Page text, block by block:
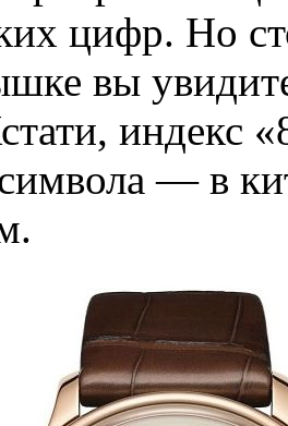
цифр. Но
вы
индекс
— в